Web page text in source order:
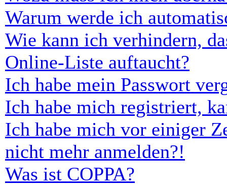
Warum werde ich
Wie kann ich verhindern,
Online-Liste auftaucht?
Ich habe mein Passwort
Ich habe mich registriert,
Ich habe mich vor einiger
nicht mehr anmelden?!
Was ist COPPA?